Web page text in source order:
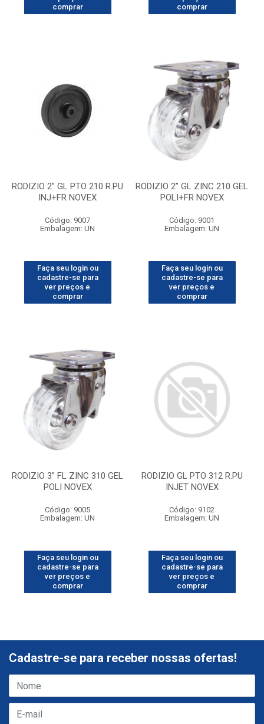
comprar
comprar
RODIZIO 2” GL PTO 210 R.PU
INJ+FR NOVEX
Código: 9007
Embalagem: UN
Faça seu login ou
cadastre-se para
ver preços e
comprar
RODIZIO 2” GL ZINC 210 GEL
POLI+FR NOVEX
Código: 9001
Embalagem: UN
Faça seu login ou
cadastre-se para
ver preços e
comprar
RODIZIO 3” FL ZINC 310 GEL
POLI NOVEX
Código: 9005
Embalagem: UN
Faça seu login ou
cadastre-se para
ver preços e
comprar
RODIZIO GL PTO 312 R.PU
INJET NOVEX
Código: 9102
Embalagem: UN
Faça seu login ou
cadastre-se para
ver preços e
comprar
Cadastre-se para receber nossas ofertas!